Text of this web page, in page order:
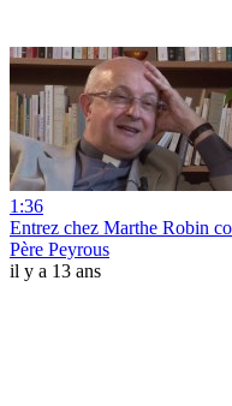
1:36
Entrez chez Marthe Robin
Père Peyrous
il y a 13 ans